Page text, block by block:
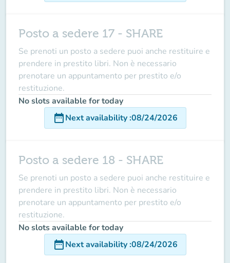
Posto a sedere 17 - SHARE
Se prenoti un posto a sedere puoi anche restituire e
prendere in prestito libri. Non è necessario
prenotare un appuntamento per prestito e/o
restituzione.
No slots available for today
date_rangeNext availability:08/24/2026
Posto a sedere 18 - SHARE
Se prenoti un posto a sedere puoi anche restituire e
prendere in prestito libri. Non è necessario
prenotare un appuntamento per prestito e/o
restituzione.
No slots available for today
date_rangeNext availability:08/24/2026